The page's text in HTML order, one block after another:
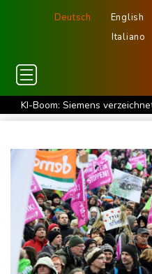
Deutsch English
Italiano
KI-Boom: Siemens
deutliche Gewinnzuwachs
veruntreut haben
Zahl deutscher Azubis sinkt
Auszubildenden
Frau fällt bei Gewitter von
Rüstungsbetrieb in Bayern
festgenommen